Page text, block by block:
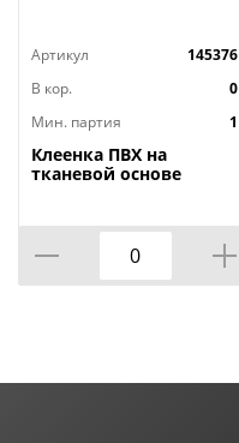
Артикул
145376
В кор.
0
Мин. партия
1
Клеенка ПВХ на
тканевой основе
потертости, грязные
края